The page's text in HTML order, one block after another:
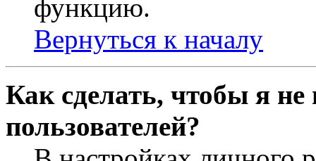
функцию.
Вернуться к началу
Как сделать, чтобы я
пользователей?